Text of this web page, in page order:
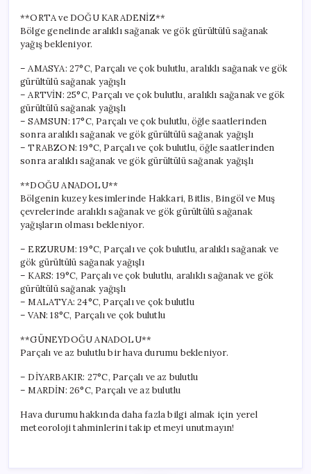
**ORTA ve DOĞU KARADENİZ**
Bölge genelinde aralıklı sağanak ve gök gürültülü sağanak
yağış bekleniyor.
– AMASYA: 27°C, Parçalı ve çok bulutlu, aralıklı sağanak ve gök
gürültülü sağanak yağışlı
– ARTVİN: 25°C, Parçalı ve çok bulutlu, aralıklı sağanak ve gök
gürültülü sağanak yağışlı
– SAMSUN: 17°C, Parçalı ve çok bulutlu, öğle saatlerinden
sonra aralıklı sağanak ve gök gürültülü sağanak yağışlı
– TRABZON: 19°C, Parçalı ve çok bulutlu, öğle saatlerinden
sonra aralıklı sağanak ve gök gürültülü sağanak yağışlı
**DOĞU ANADOLU**
Bölgenin kuzey kesimlerinde Hakkari, Bitlis, Bingöl ve Muş
çevrelerinde aralıklı sağanak ve gök gürültülü sağanak
yağışların olması bekleniyor.
– ERZURUM: 19°C, Parçalı ve çok bulutlu, aralıklı sağanak ve
gök gürültülü sağanak yağışlı
– KARS: 19°C, Parçalı ve çok bulutlu, aralıklı sağanak ve gök
gürültülü sağanak yağışlı
– MALATYA: 24°C, Parçalı ve çok bulutlu
– VAN: 18°C, Parçalı ve çok bulutlu
**GÜNEYDOĞU ANADOLU**
Parçalı ve az bulutlu bir hava durumu bekleniyor.
– DİYARBAKIR: 27°C, Parçalı ve az bulutlu
– MARDİN: 26°C, Parçalı ve az bulutlu
Hava durumu hakkında daha fazla bilgi almak için yerel
meteoroloji tahminlerini takip etmeyi unutmayın!